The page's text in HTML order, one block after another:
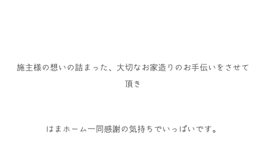
施主様の想いの詰まった、大切なお家造りのお手伝いをさせて
頂き
はまホーム一同感謝の気持ちでいっぱいです。